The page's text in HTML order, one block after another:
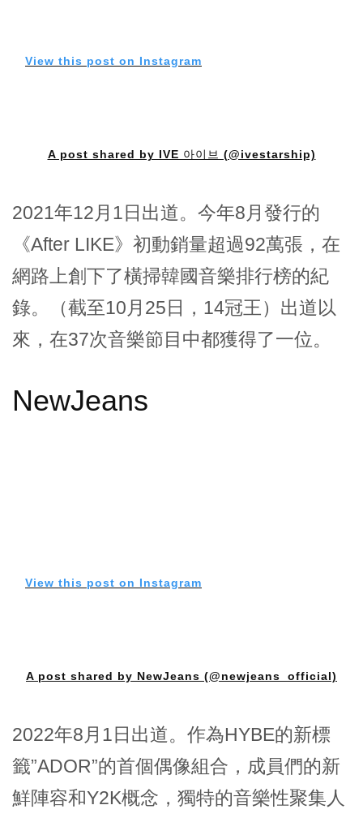
View this post on Instagram
A post shared by IVE 아이브 (@ivestarship)
2021年12月1日出道。今年8月發行的
《After LIKE》初動銷量超過92萬張，在
網路上創下了橫掃韓國音樂排行榜的紀
錄。（截至10月25日，14冠王）出道以
來，在37次音樂節目中都獲得了一位。
NewJeans
View this post on Instagram
A post shared by NewJeans (@newjeans_official)
2022年8月1日出道。作為HYBE的新標
籤”ADOR”的首個偶像組合，成員們的新
鮮陣容和Y2K概念，獨特的音樂性聚集人